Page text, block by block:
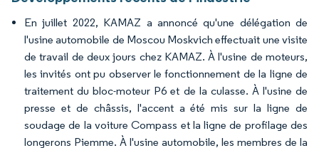
En juillet 2022, KAMAZ a annoncé qu'une délégation de
l'usine automobile de Moscou Moskvich effectuait une visite
de travail de deux jours chez KAMAZ. À l'usine de moteurs,
les invités ont pu observer le fonctionnement de la ligne de
traitement du bloc-moteur P6 et de la culasse. À l'usine de
presse et de châssis, l'accent a été mis sur la ligne de
soudage de la voiture Compass et la ligne de profilage des
longerons Piemme. À l'usine automobile, les membres de la